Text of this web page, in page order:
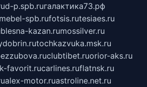
d-p.spb.ruгалактика73.рф
spb.rufotsis.rutesiaes.ru
blesna-kazan.rumossilver.ru
tochkazvuka.msk.ru
clubtibet.ruorior-aks.ru
favorit.rucarlines.ruflatnsk.ru
alex-motor.ruastroline.net.ru